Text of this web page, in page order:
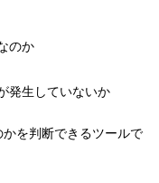
のか
発生していないか
を判断できるツールで